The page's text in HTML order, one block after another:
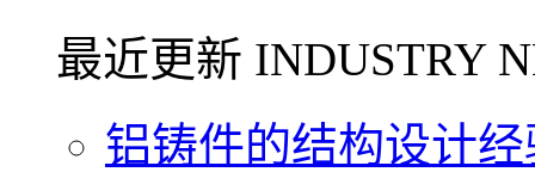
最近更新 INDUSTRY
铝铸件的结构设计经